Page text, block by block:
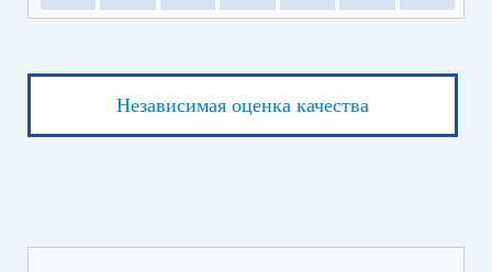
Независимая оценка качества